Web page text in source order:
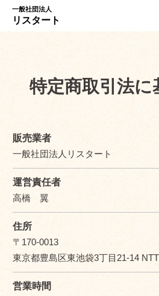
一般社団法人
リスタート
特定商取引法に
販売業者
一般社団法人リスタート
運営責任者
高橋 翼
住所
〒170-0013
東京都豊島区東池袋3丁目21-14
営業時間